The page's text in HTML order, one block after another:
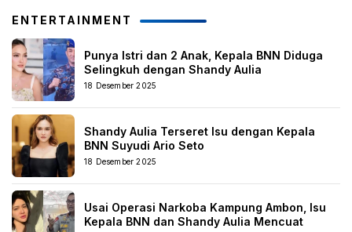
ENTERTAINMENT
Punya Istri dan 2 Anak, Kepala BNN Diduga
Selingkuh dengan Shandy Aulia
18 Desember 2025
Shandy Aulia Terseret Isu dengan Kepala
BNN Suyudi Ario Seto
18 Desember 2025
Usai Operasi Narkoba Kampung Ambon, Isu
Kepala BNN dan Shandy Aulia Mencuat